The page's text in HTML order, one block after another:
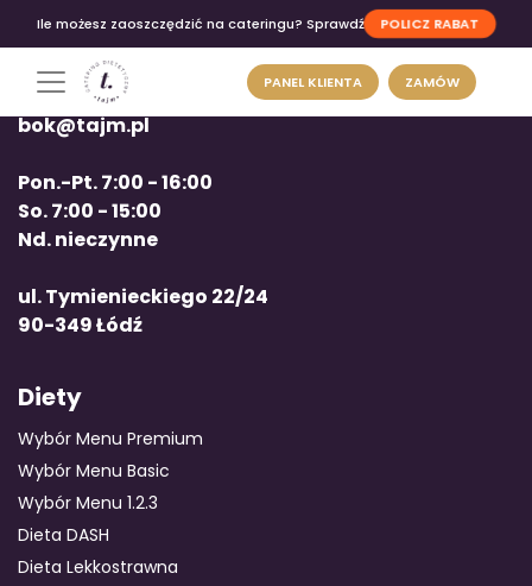
Ile możesz zaoszczędzić na cateringu? Sprawdź POLICZ RABAT
PANEL KLIENTA ZAMÓW
tel: +48 663 12 00 12
bok@tajm.pl
Pon.-Pt. 7:00 - 16:00
So. 7:00 - 15:00
Nd. nieczynne
ul. Tymienieckiego 22/24
90-349 Łódź
Diety
Wybór Menu Premium
Wybór Menu Basic
Wybór Menu 1.2.3
Dieta DASH
Dieta Lekkostrawna